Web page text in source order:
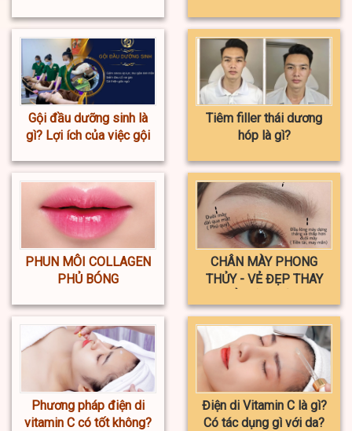
Gội đầu dưỡng sinh là
gì? Lợi ích của việc gội
Tiêm filler thái dương
hóp là gì?
PHUN MÔI COLLAGEN
PHỦ BÓNG
CHÂN MÀY PHONG
THỦY - VẺ ĐẸP THAY
Phương pháp điện di
vitamin C có tốt không?
Điện di Vitamin C là gì?
Có tác dụng gì với da?